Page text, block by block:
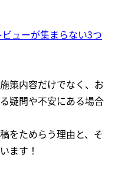
ューが集まらない3つ
策内容だけでなく、お
疑問や不安にある場合
をためらう理由と、そ
ます！